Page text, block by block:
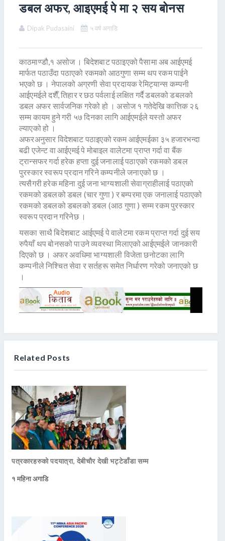
डबल अफर, आइएमई पे मा २ सय बोनस
Dipak Pudasaini ५ वर्ष अगाडि
काठमाण्डौ,१ असोज । बिदेशबाट पठाइएको पैसामा अब आईएमई
मार्फत पठाउँदा पठाएको रकमको आठगुणा सम्म थप रकम पाईने
भएको छ । नेपालको अग्रणी सेवा प्रदायक रेमिट्यान्स कम्पनी
आईएमईले दशैँ, तिहार र छठ पर्वलाई लक्षित गर्दै डबलको डबलको
डबल अफर सार्वजनिक गरेको हो । असोज १ गतेदेखि कात्तिक २६
सम्म कायम हुने गरी ५७ दिनका लागि आईएमईले यस्तो अफर
ल्याएको हो ।
अफरअनुसार विदेशबाट पठाइएको रकम आईएमईका ३५ हजारभन्दा
बढी एजेन्ट वा आईएमई पे मोबाइल वालेटमा प्राप्त गर्दा वा बैंक
ट्रान्सफर गर्दा हरेक हप्ता दुई जनालाई पठाएको रकमको डबल
पुरस्कार स्वरूप प्रदान गरिने कम्पनीले जनाएको छ ।
त्यसैगरी हरेक महिना दुई जना भाग्यशाली सेवाग्राहीलाई पठाएको
रकमको डबलको डबल (चार गुणा ) र बम्परमा एक जनालाई पठाएको
रकमको डबलको डबलको डबल (आठ गुणा ) सम्म रकम पुरस्कार
स्वरूप प्रदान गरिनेछ ।
यसका साथै बिदेशबाट आईएमई पे वालेटमा रकम प्राप्त गर्दा दुई सय
रुपैयाँ थप बोनसको पाउने व्यवस्था मिलाएको आईएमईले जानकारी
दिएको छ । अफर अवधिमा भाग्यशाली विजेता छनोटका लागि
कम्पनीले निश्चित सेवा र सर्तहरू समेत निर्धारण गरेको जनाएको छ
।
Related Posts
पत्रकारहरुको पदयात्रा, देबीचौर देखी भट्टेडाँडा सम्म
१ महिना अगाडि